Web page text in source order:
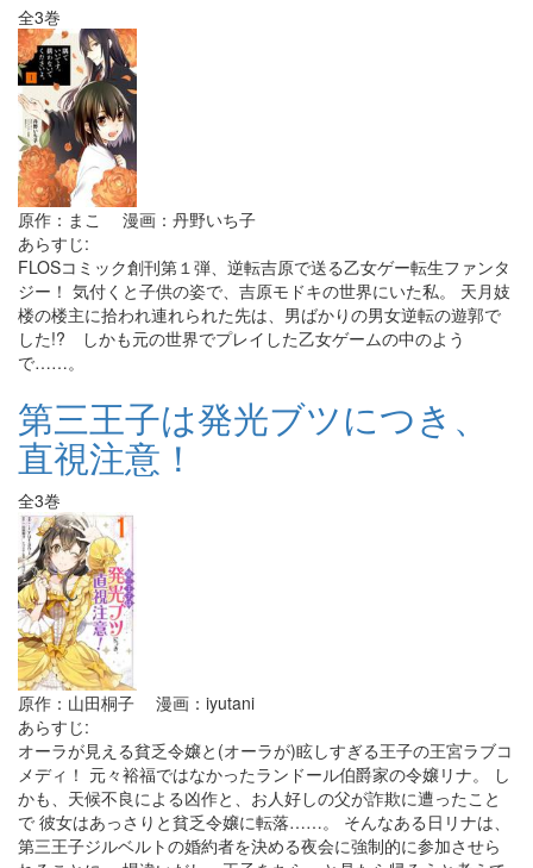
全3巻
原作：まこ 漫画：丹野いち子
あらすじ:
FLOSコミック創刊第１弾、逆転吉原で送る乙女ゲー転生ファンタ
ジー！ 気付くと子供の姿で、吉原モドキの世界にいた私。 天月妓
楼の楼主に拾われ連れられた先は、男ばかりの男女逆転の遊郭で
した!? しかも元の世界でプレイした乙女ゲームの中のよう
で……。
第三王子は発光ブツにつき、
直視注意！
全3巻
原作：山田桐子 漫画：iyutani
あらすじ:
オーラが見える貧乏令嬢と(オーラが)眩しすぎる王子の王宮ラブコ
メディ！ 元々裕福ではなかったランドール伯爵家の令嬢リナ。 し
かも、天候不良による凶作と、お人好しの父が詐欺に遭ったこと
で 彼女はあっさりと貧乏令嬢に転落……。 そんなある日リナは、
第三王子ジルベルトの婚約者を決める夜会に強制的に参加させら